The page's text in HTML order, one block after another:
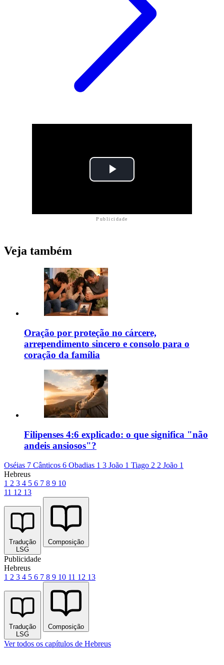
Publicidade
Veja também
Oração por proteção no cárcere,
arrependimento sincero e consolo para o
coração da família
Filipenses 4:6 explicado: o que significa "não
andeis ansiosos"?
Oséias 7 Cânticos 6 Obadias 1 3 João 1 Tiago 2 2 João 1
Hebreus
1 2 3 4 5 6 7 8 9 10
11 12 13
Tradução
LSG
Composição
Publicidade
Hebreus
1 2 3 4 5 6 7 8 9 10 11 12 13
Tradução
LSG
Composição
Ver todos os capítulos de Hebreus